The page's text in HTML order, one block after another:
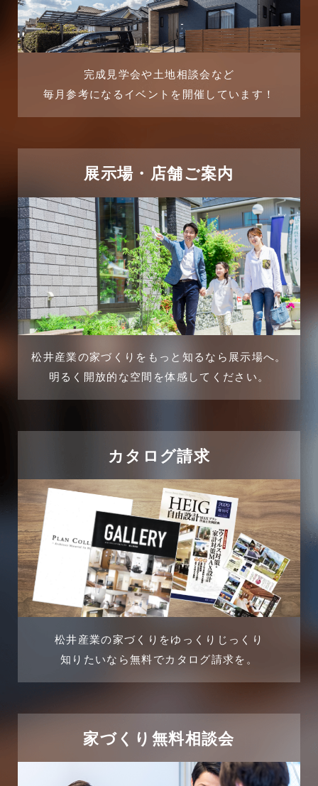
よくある質問
リフォーム-ブログ
三郷中央駅店-ブログ
三郷市
三郷駅前店-ブログ
不動産の基礎知識に関するよくある質問
介護施設経営活用事例
企業誘致事例
住宅に関するよくある質問
商品情報
土地に関するよくある質問
土地活用事例
売買物件
太陽光発電活用事例
2025年8月
2025年6月
2025年3月
2025年2月
2025年1月
2024年12月
2024年11月
2024年9月
2024年7月
2024年6月
2024年5月
2024年4月
2024年2月
2023年12月
完成見学会や土地相談会など
毎月参考になるイベントを開催しています！
展示場・店舗ご案内
松井産業の家づくりをもっと知るなら展示場へ。
明るく開放的な空間を体感してください。
カタログ請求
松井産業の家づくりをゆっくりじっくり
知りたいなら無料でカタログ請求を。
家づくり無料相談会